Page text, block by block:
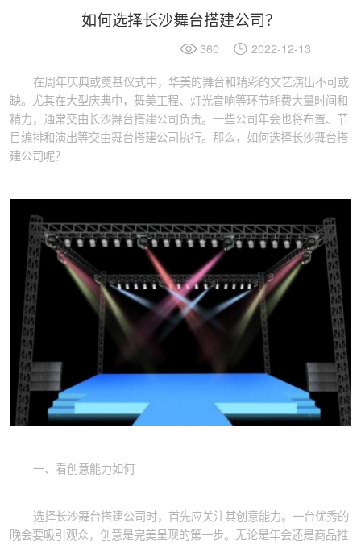
如何选择长沙舞台搭建公司？
360 2022-12-13
在周年庆典或奠基仪式中，华美的舞台和精彩的文艺演出不可或
缺。尤其在大型庆典中，舞美工程、灯光音响等环节耗费大量时间和
精力，通常交由长沙舞台搭建公司负责。一些公司年会也将布置、节
目编排和演出等交由舞台搭建公司执行。那么，如何选择长沙舞台搭
建公司呢？
一、看创意能力如何
选择长沙舞台搭建公司时，首先应关注其创意能力。一台优秀的
晚会要吸引观众，创意是完美呈现的第一步。无论是年会还是商品推